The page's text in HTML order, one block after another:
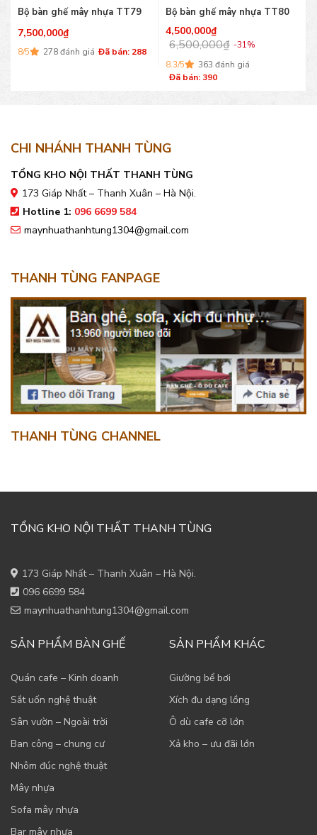
Bộ bàn ghế mây nhựa TT79
7,500,000₫
8/5 278 đánh giá Đã bán: 288
Bộ bàn ghế mây nhựa TT80
6,500,000₫
4,500,000₫
-31%
8.3/5
363 đánh giá
Đã bán: 390
CHI NHÁNH THANH TÙNG
TỔNG KHO NỘI THẤT THANH TÙNG
173 Giáp Nhất – Thanh Xuân – Hà Nội.
Hotline 1: 096 6699 584
maynhuathanhtung1304@gmail.com
THANH TÙNG FANPAGE
THANH TÙNG CHANNEL
TỔNG KHO NỘI THẤT THANH TÙNG
173 Giáp Nhất – Thanh Xuân – Hà Nội.
096 6699 584
maynhuathanhtung1304@gmail.com
SẢN PHẨM BÀN GHẾ
Quán cafe – Kinh doanh
Sắt uốn nghệ thuật
Sân vườn – Ngoài trời
Ban công – chung cư
Nhôm đúc nghệ thuật
Mây nhựa
Sofa mây nhựa
Bar mây nhựa
SẢN PHẨM KHÁC
Giường bể bơi
Xích đu dạng lồng
Ô dù cafe cỡ lớn
Xả kho – ưu đãi lớn